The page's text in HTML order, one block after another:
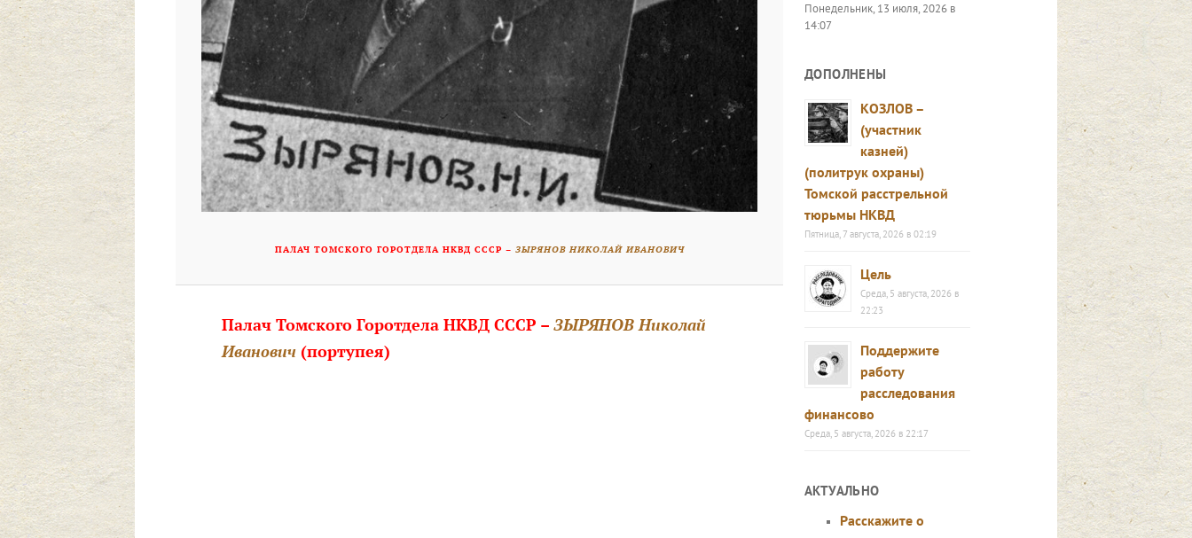
ПАЛАЧ ТОМСКОГО ГОРОТДЕЛА НКВД СССР – ЗЫРЯНОВ НИКОЛАЙ ИВАНОВИЧ
Палач Томского Горотдела НКВД СССР – ЗЫРЯНОВ Николай
Иванович(портупея)
Понедельник, 13 июля, 2026 в
14:07
ДОПОЛНЕНЫ
КОЗЛОВ –
(участник
казней)
(политрук охраны)
Томской расстрельной
тюрьмы НКВД
Пятница, 7 августа, 2026 в 02:19
Цель
Среда, 5 августа, 2026 в
22:23
Поддержите
работу
расследования
финансово
Среда, 5 августа, 2026 в 22:17
АКТУАЛЬНО
Расскажите о